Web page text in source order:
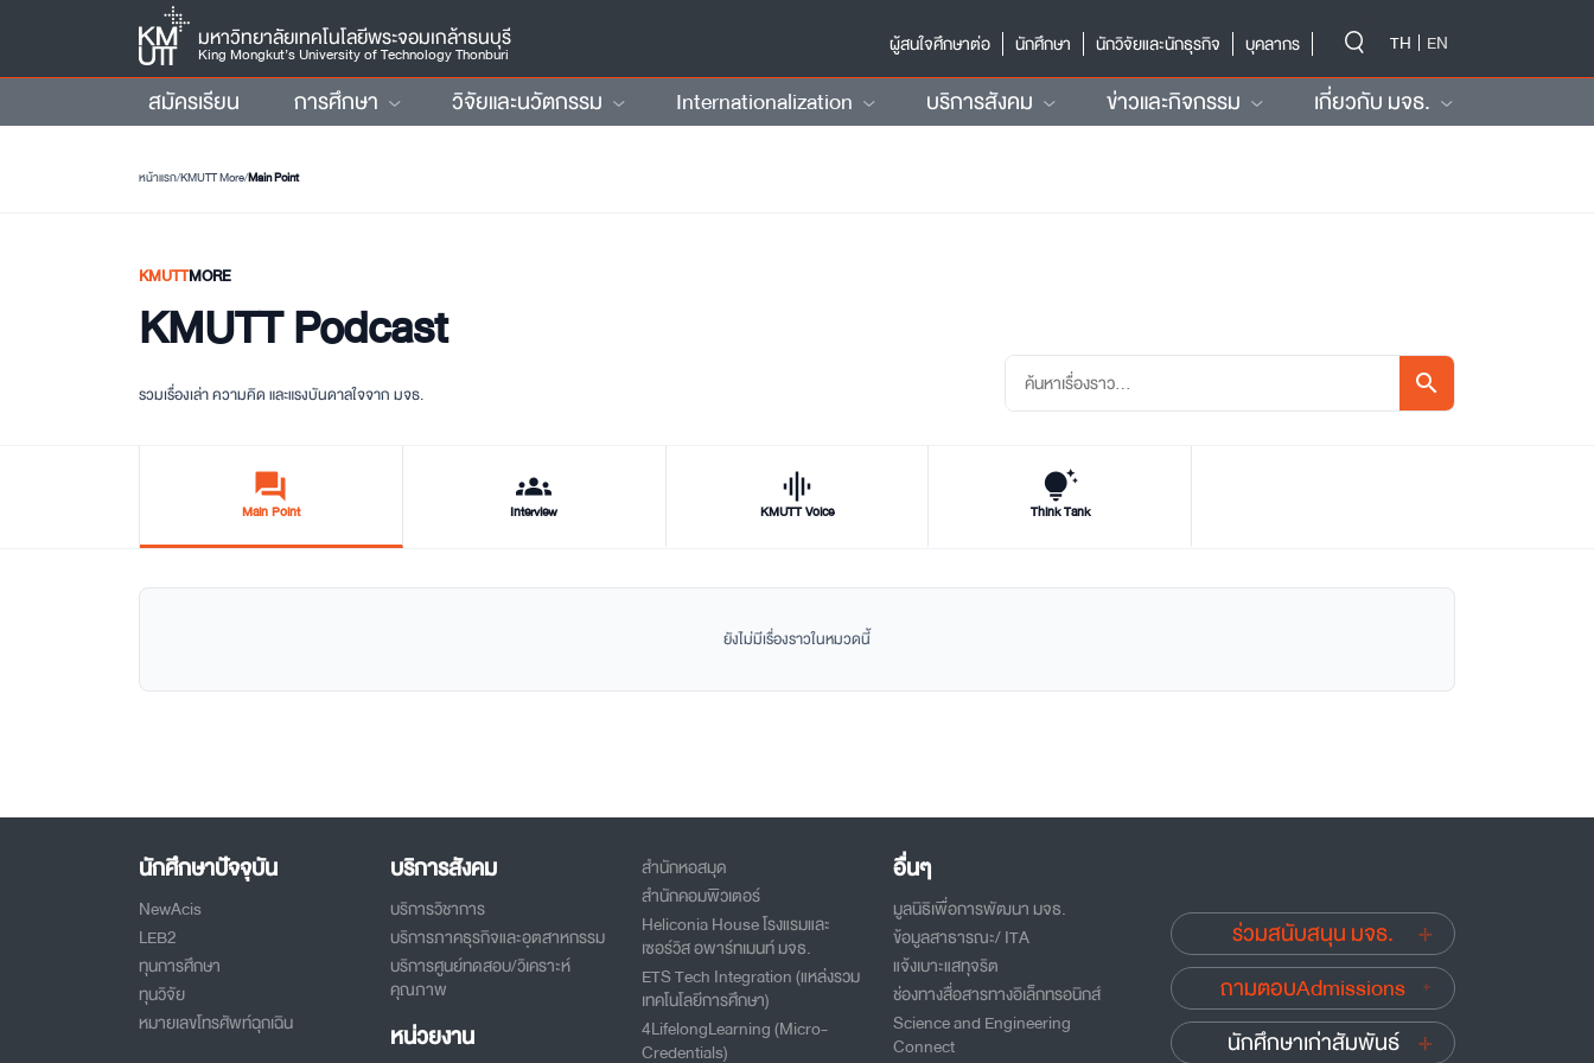
มหาวิทยาลัยเทคโนโลยีพระจอมเกล้าธนบุรี
King Mongkut’s University of Technology Thonburi
ผู้สนใจศึกษาต่อ
นักศึกษา นักวิจัยและนักธุรกิจ บุคลากร TH EN
สมัครเรียน การศึกษา วิจัยและนวัตกรรม Internationalization บริการสังคม ข่าวและกิจกรรม เกี่ยวกับ มจธ.
หน้าแรก/KMUTT More/Main Point
KMUTTMORE
KMUTT Podcast
รวมเรื่องเล่า ความคิด และแรงบันดาลใจจาก มจธ. search
forum
Main Point
groups
Interview
graphic_eq
KMUTT Voice
tips_and_updates
Think Tank
ยังไม่มีเรื่องราวในหมวดนี้
นักศึกษาปัจจุบัน
NewAcis
LEB2
ทุนการศึกษา
ทุนวิจัย
หมายเลขโทรศัพท์ฉุกเฉิน
บริการสังคม
บริการวิชาการ
บริการภาคธุรกิจและอุตสาหกรรม
บริการศูนย์ทดสอบ/วิเคราะห์
คุณภาพ
หน่วยงาน
สำนักหอสมุด
สำนักคอมพิวเตอร์
Heliconia House โรงแรมและ
เซอร์วิส อพาร์ทเมนท์ มจธ.
ETS Tech Integration (แหล่งรวม
เทคโนโลยีการศึกษา)
4LifelongLearning (Micro-
Credentials)
อื่นๆ
มูลนิธิเพื่อการพัฒนา มจธ.
ข้อมูลสาธารณะ/ ITA
แจ้งเบาะแสทุจริต
ช่องทางสื่อสารทางอิเล็กทรอนิกส์
Science and Engineering
Connect
ร่วมสนับสนุน มจธ.
ถามตอบAdmissions
นักศึกษาเก่าสัมพันธ์